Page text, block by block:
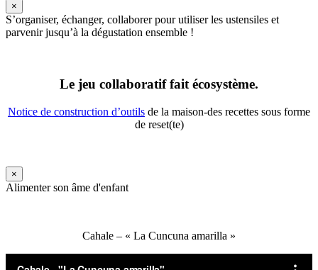
×
S’organiser, échanger, collaborer pour utiliser les ustensiles et
parvenir jusqu’à la dégustation ensemble !
Le jeu collaboratif fait écosystème.
Notice de construction d’outils de la maison-des recettes sous forme
de reset(te)
×
Alimenter son âme d'enfant
Cahale – « La Cuncuna amarilla »